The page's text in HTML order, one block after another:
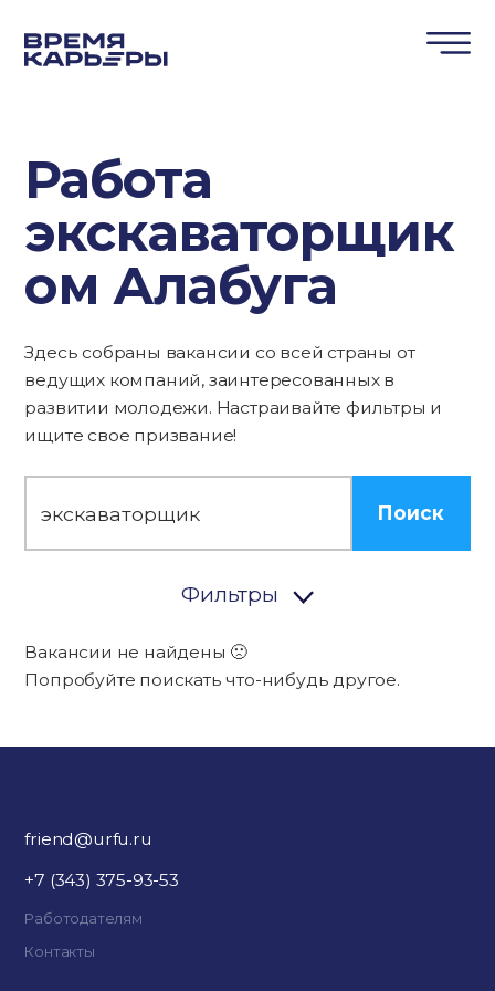
Работа
экскаваторщик
ом Алабуга
Здесь собраны вакансии со всей страны от
ведущих компаний, заинтересованных в
развитии молодежи. Настраивайте фильтры и
ищите свое призвание!
Поиск
Фильтры
Вакансии не найдены 🙁
Попробуйте поискать что-нибудь другое.
friend@urfu.ru
+7 (343) 375-93-53
Работодателям
Контакты